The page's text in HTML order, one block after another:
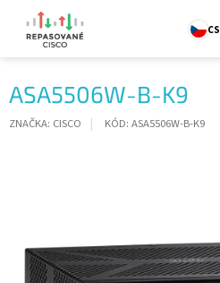
obsah
CS
ASA5506W-B-K9
ZNAČKA: CISCO KÓD: ASA5506W-B-K9